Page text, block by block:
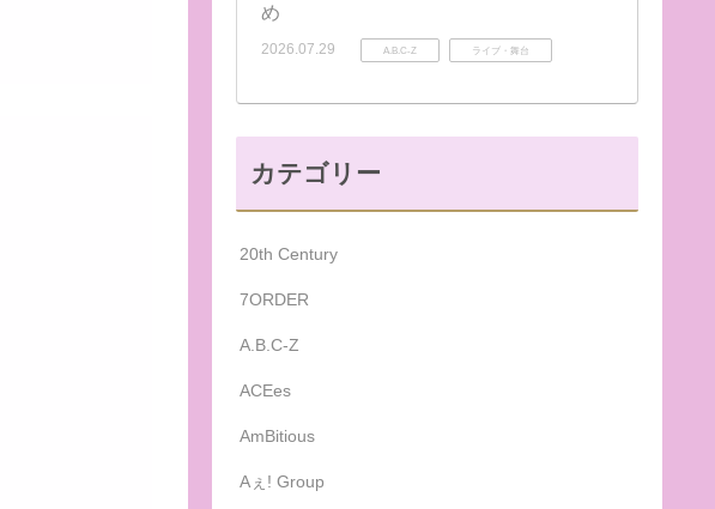
め
2026.07.29 A.B.C-Z ライブ・舞台
カテゴリー
20th Century
7ORDER
A.B.C-Z
ACEes
AmBitious
Aぇ! Group